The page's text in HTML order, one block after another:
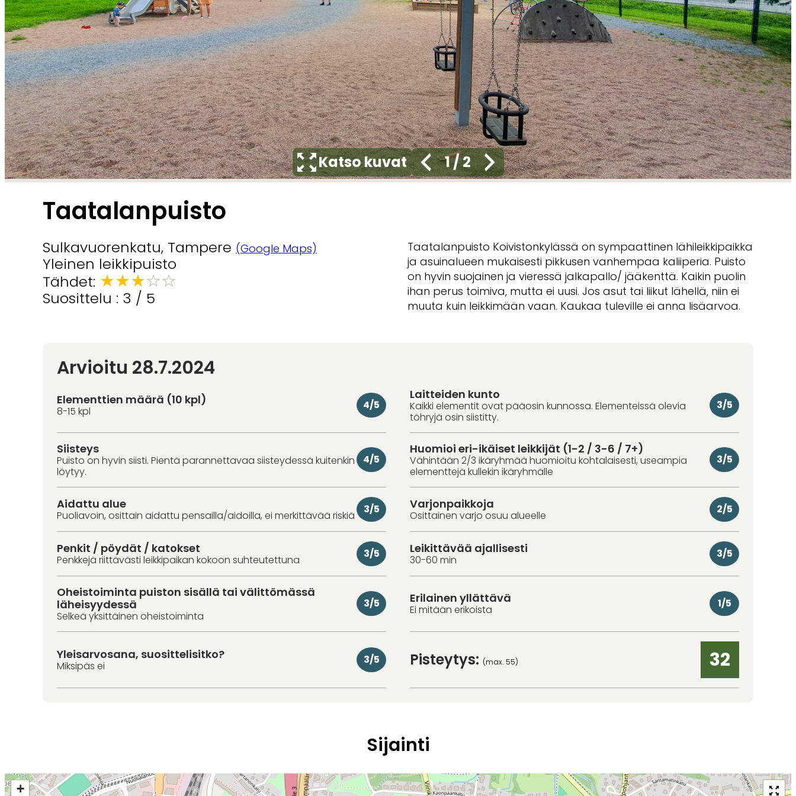
Katso kuvat 1/2
Taatalanpuisto
Sulkavuorenkatu, Tampere (Google Maps)
Yleinen leikkipuisto
Tähdet: ★★★☆☆
Suosittelu : 3 / 5
Taatalanpuisto Koivistonkylässä on sympaattinen lähileikkipaikka
ja asuinalueen mukaisesti pikkusen vanhempaa kaliiperia. Puisto
on hyvin suojainen ja vieressä jalkapallo/ jääkenttä. Kaikin puolin
ihan perus toimiva, mutta ei uusi. Jos asut tai liikut lähellä, niin ei
muuta kuin leikkimään vaan. Kaukaa tuleville ei anna lisäarvoa.
Arvioitu 28.7.2024
Elementtien määrä (10 kpl)
8-15 kpl 4/5
Laitteiden kunto
Kaikki elementit ovat pääosin kunnossa. Elementeissä olevia
töhryjä osin siistitty.
3/5
Siisteys
Puisto on hyvin siisti. Pientä parannettavaa siisteydessä kuitenkin
löytyy.
4/5
Huomioi eri-ikäiset leikkijät (1-2 / 3-6 / 7+)
Vähintään 2/3 ikäryhmää huomioitu kohtalaisesti, useampia
elementtejä kullekin ikäryhmälle
3/5
Aidattu alue
Puoliavoin, osittain aidattu pensailla/aidoilla, ei merkittävää riskiä 3/5 Varjonpaikkoja
Osittainen varjo osuu alueelle 2/5
Penkit / pöydät / katokset
Penkkejä riittävästi leikkipaikan kokoon suhteutettuna 3/5 Leikittävää ajallisesti
30-60 min 3/5
Oheistoiminta puiston sisällä tai välittömässä
läheisyydessä
Selkeä yksittäinen oheistoiminta
3/5 Erilainen yllättävä
Ei mitään erikoista 1/5
Yleisarvosana, suosittelisitko?
Miksipäs ei 3/5 Pisteytys: (max. 55) 32
Sijainti
+